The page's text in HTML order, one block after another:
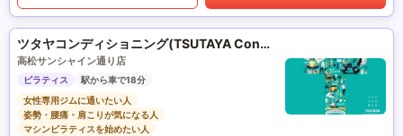
ツタヤコンディショニング(TSUTAYA Conditioning)PILATES
高松サンシャイン通り店
ピラティス
駅から車で18分
女性専用ジムに通いたい人
姿勢・腰痛・肩こりが気になる人
マシンピラティスを始めたい人